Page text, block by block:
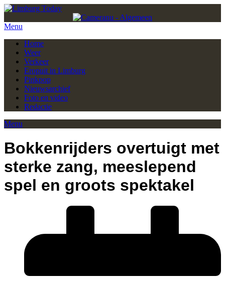
Menu
Home
Weer
Verkeer
Eropuit in Limburg
Pinkpop
Nieuwsarchief
Foto en video
Redactie
Menu
Bokkenrijders overtuigt met
sterke zang, meeslepend
spel en groots spektakel